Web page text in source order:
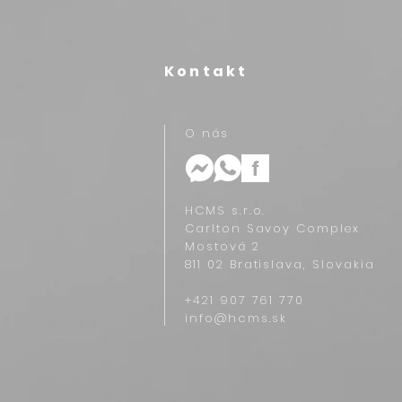
Kontakt
O nás
HCMS s.r.o.
Carlton Savoy Complex
Mostová 2
811 02 Bratislava, Slovakia
+421 907 761 770‬
info@hcms.sk